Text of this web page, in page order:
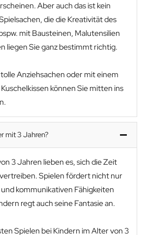
Aber auch das ist kein
die die Kreativität des
mit Bausteinen, Malutensilien
liegen Sie ganz bestimmt richtig.
Anziehsachen oder mit einem
können Sie mitten ins
mit 3 Jahren?
3 Jahren lieben es, sich die Zeit
Spielen fördert nicht nur
kommunikativen Fähigkeiten
regt auch seine Fantasie an.
Spielen bei Kindern im Alter von 3